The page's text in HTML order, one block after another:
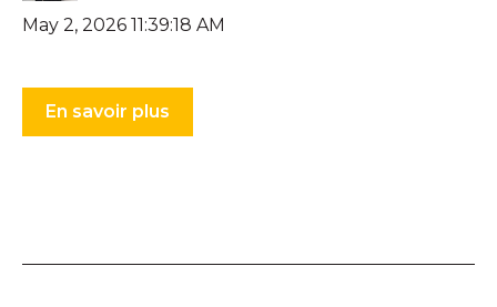
May 2, 2026 11:39:18 AM
En savoir plus